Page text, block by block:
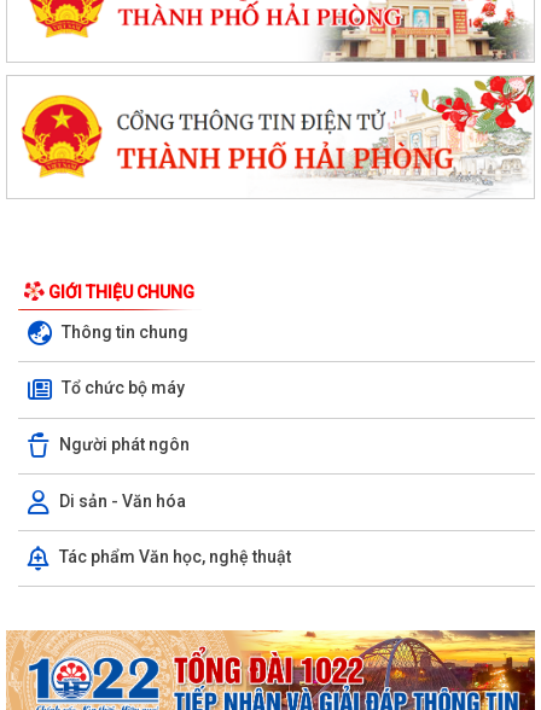
GIỚI THIỆU CHUNG
Thông tin chung
Tổ chức bộ máy
Người phát ngôn
Di sản - Văn hóa
Tác phẩm Văn học, nghệ thuật